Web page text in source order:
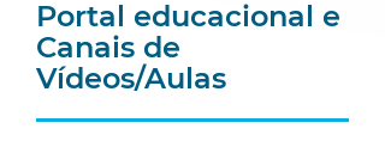
Portal educacional e
Canais de
Vídeos/Aulas